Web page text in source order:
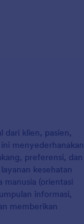
dari klien, pasien,
menyederhanakan
preferensi, dan
kesehatan
(orientasi
informasi,
memberikan